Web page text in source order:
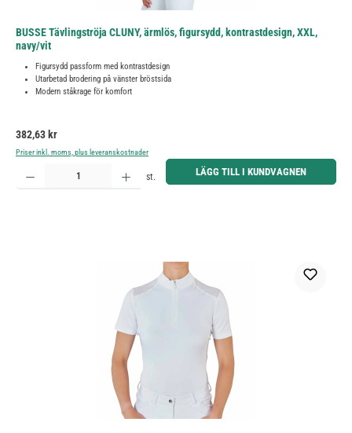
BUSSE Tävlingströja CLUNY, ärmlös, figursydd, kontrastdesign, XXL,
navy/vit
Figursydd passform med kontrastdesign
Utarbetad brodering på vänster bröstsida
Modern ståkrage för komfort
Ordinarie pris:
382,63 kr
Priser inkl. moms, plus leveranskostnader
Produktkvantitet: Ange önskat belopp eller använd knapparna för att öka eller minska kvantiteten.
st. LÄGG TILL I KUNDVAGNEN